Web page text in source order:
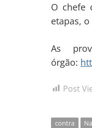
O chefe
etapas,
As
órgão:
Post
contra